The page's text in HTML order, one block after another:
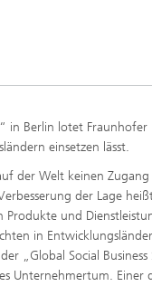
in Berlin lotet Fraunhofer
einsetzen lässt.
der Welt keinen
der Lage
und
in
„Global Social
Unternehmertum. Einer